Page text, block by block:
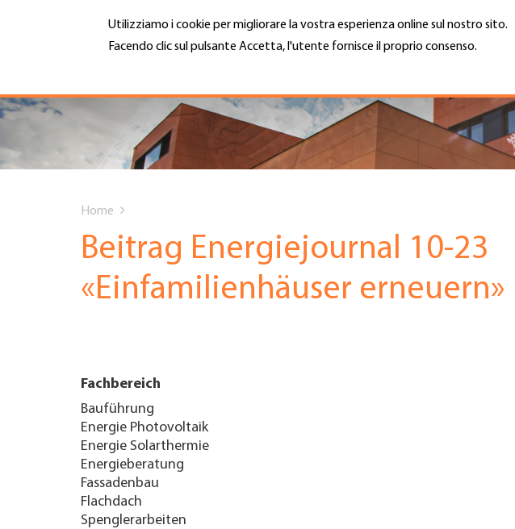
Utilizziamo i cookie per migliorare la vostra esperienza online sul nostro sito.
Facendo clic sul pulsante Accetta, l'utente fornisce il proprio consenso.
Hauptnavigation
CHI SIAMO
SERVIZI
DATE EVENTI
TROVARE AZIENDA
RIVISTA SPECIALIZZATA
MENU Cerca
are
here
Home
Beitrag Energiejournal 10-23
«Einfamilienhäuser erneuern»
Fachbereich
Bauführung
Energie Photovoltaik
Energie Solarthermie
Energieberatung
Fassadenbau
Flachdach
Spenglerarbeiten